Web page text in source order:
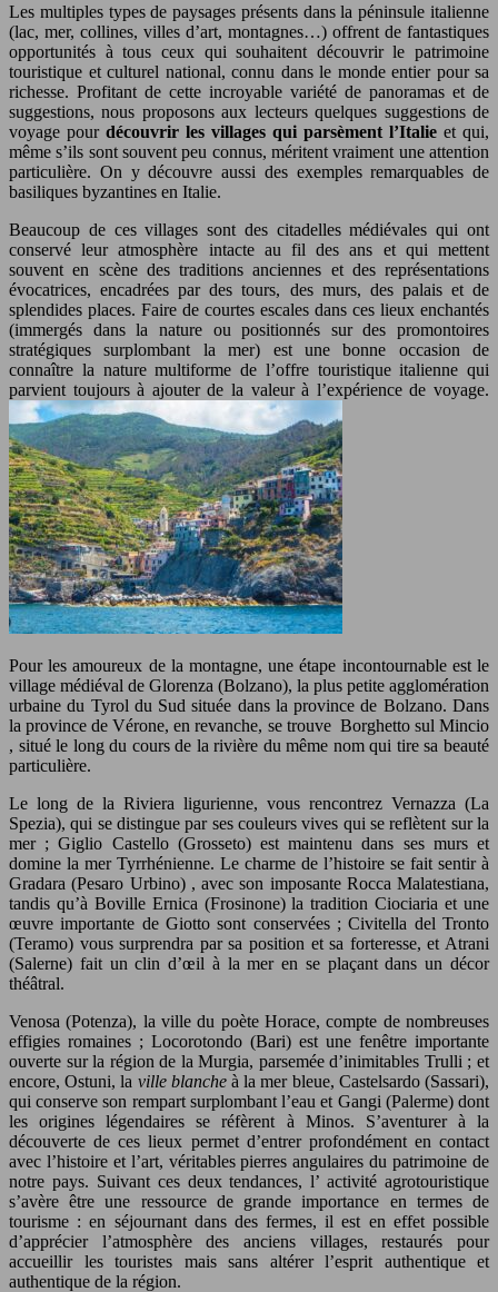
Les multiples types de paysages présents dans la péninsule italienne
(lac, mer, collines, villes d’art, montagnes…) offrent de fantastiques
opportunités à tous ceux qui souhaitent découvrir le patrimoine
touristique et culturel national, connu dans le monde entier pour sa
richesse. Profitant de cette incroyable variété de panoramas et de
suggestions, nous proposons aux lecteurs quelques suggestions de
voyage pour découvrir les villages qui parsèment l’Italie et qui,
même s’ils sont souvent peu connus, méritent vraiment une attention
particulière. On y découvre aussi des exemples remarquables de
basiliques byzantines en Italie.
Beaucoup de ces villages sont des citadelles médiévales qui ont
conservé leur atmosphère intacte au fil des ans et qui mettent
souvent en scène des traditions anciennes et des représentations
évocatrices, encadrées par des tours, des murs, des palais et de
splendides places. Faire de courtes escales dans ces lieux enchantés
(immergés dans la nature ou positionnés sur des promontoires
stratégiques surplombant la mer) est une bonne occasion de
connaître la nature multiforme de l’offre touristique italienne qui
parvient toujours à ajouter de la valeur à l’expérience de voyage.
Pour les amoureux de la montagne, une étape incontournable est le
village médiéval de Glorenza (Bolzano), la plus petite agglomération
urbaine du Tyrol du Sud située dans la province de Bolzano. Dans
la province de Vérone, en revanche, se trouve Borghetto sul Mincio
, situé le long du cours de la rivière du même nom qui tire sa beauté
particulière.
Le long de la Riviera ligurienne, vous rencontrez Vernazza (La
Spezia), qui se distingue par ses couleurs vives qui se reflètent sur la
mer ; Giglio Castello (Grosseto) est maintenu dans ses murs et
domine la mer Tyrrhénienne. Le charme de l’histoire se fait sentir à
Gradara (Pesaro Urbino) , avec son imposante Rocca Malatestiana,
tandis qu’à Boville Ernica (Frosinone) la tradition Ciociaria et une
œuvre importante de Giotto sont conservées ; Civitella del Tronto
(Teramo) vous surprendra par sa position et sa forteresse, et Atrani
(Salerne) fait un clin d’œil à la mer en se plaçant dans un décor
théâtral.
Venosa (Potenza), la ville du poète Horace, compte de nombreuses
effigies romaines ; Locorotondo (Bari) est une fenêtre importante
ouverte sur la région de la Murgia, parsemée d’inimitables Trulli ; et
encore, Ostuni, la ville blancheà la mer bleue, Castelsardo (Sassari),
qui conserve son rempart surplombant l’eau et Gangi (Palerme) dont
les origines légendaires se réfèrent à Minos. S’aventurer à la
découverte de ces lieux permet d’entrer profondément en contact
avec l’histoire et l’art, véritables pierres angulaires du patrimoine de
notre pays. Suivant ces deux tendances, l’ activité agrotouristique
s’avère être une ressource de grande importance en termes de
tourisme : en séjournant dans des fermes, il est en effet possible
d’apprécier l’atmosphère des anciens villages, restaurés pour
accueillir les touristes mais sans altérer l’esprit authentique et
authentique de la région.